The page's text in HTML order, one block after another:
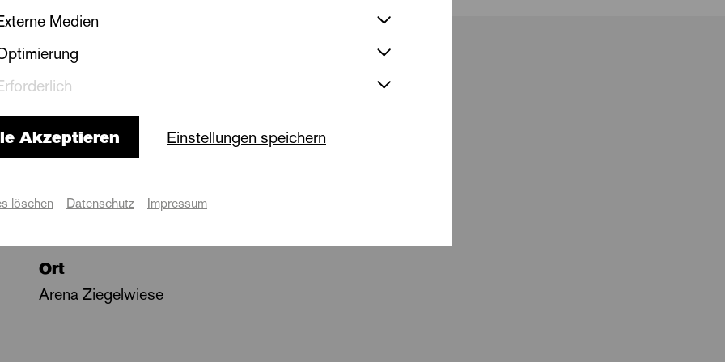
Termine
»La Traviata«
Ort
Arena Ziegelwiese
Medien
Akzeptieren Einstellungen speichern
löschen Datenschutz Impressum